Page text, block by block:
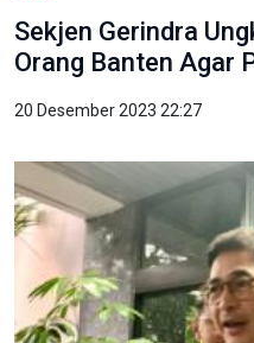
Sekjen Gerindra
Orang Banten Agar
20 Desember 2023 22:27